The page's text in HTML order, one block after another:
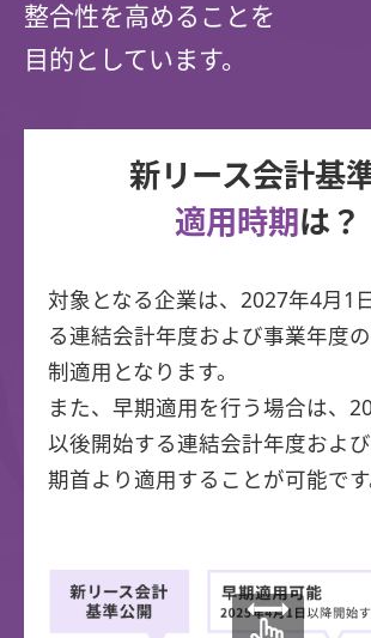
整合性を高める ことを
目的としています。
新リース会計基
適用時期 は？
対象となる企業は、2027年4月1
る連結会計年度および事業年度
制適用となります。
また、早期適用を行う場合は、
以後開始する連結会計年度およ
期首より適用することが可能です